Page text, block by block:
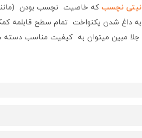
نچسب که خاصیت نچسب بودن
به داغ شدن یکنواخت تمام سطح قابلمه
جلا مبین میتوان به کیفیت مناسب